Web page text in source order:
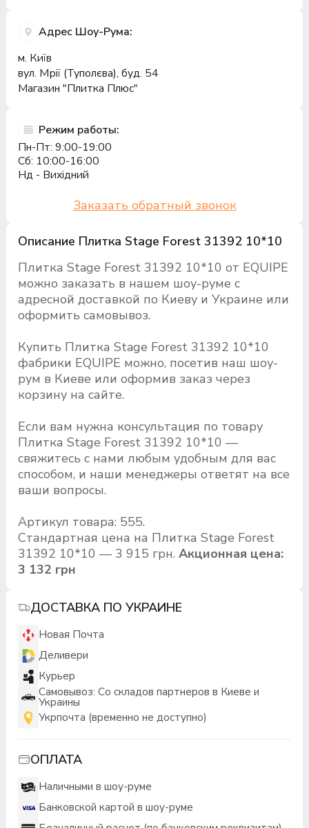
Описание Плитка Stage Forest 31392 10*10
Плитка Stage Forest 31392 10*10 от EQUIPE
можно заказать в нашем шоу-руме с
адресной доставкой по Киеву и Украине или
оформить самовывоз.
Купить Плитка Stage Forest 31392 10*10
фабрики EQUIPE можно, посетив наш шоу-
рум в Киеве или оформив заказ через
корзину на сайте.
Если вам нужна консультация по товару
Плитка Stage Forest 31392 10*10 —
свяжитесь с нами любым удобным для вас
способом, и наши менеджеры ответят на все
ваши вопросы.
Артикул товара: 555.
Стандартная цена на Плитка Stage Forest
31392 10*10 — 3 915 грн. Акционная цена:
3 132 грн
ДОСТАВКА ПО УКРАИНЕ
Новая Почта
Деливери
Курьер
Самовывоз: Со складов партнеров в Киеве и
Украины
Укрпочта (временно не доступно)
ОПЛАТА
Наличными в шоу-руме
Банковской картой в шоу-руме
Адрес Шоу-Рума:
м. Київ
вул. Мрії (Туполєва), буд. 54
Магазин "Плитка Плюс"
Режим работы:
Пн-Пт: 9:00-19:00
Сб: 10:00-16:00
Нд - Вихідний
Заказать обратный звонок